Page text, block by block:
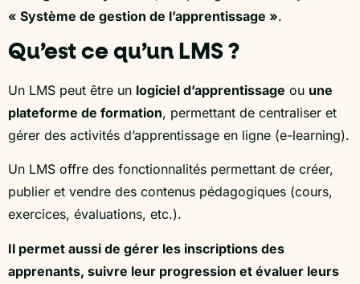
« Système de gestion de l’apprentissage ».
Qu’est ce qu’un LMS ?
Un LMS peut être un logiciel d’apprentissage ou une
plateforme de formation, permettant de centraliser et
gérer des activités d’apprentissage en ligne (e-learning).
Un LMS offre des fonctionnalités permettant de créer,
publier et vendre des contenus pédagogiques (cours,
exercices, évaluations, etc.).
Il permet aussi de gérer les inscriptions des
apprenants, suivre leur progression et évaluer leurs